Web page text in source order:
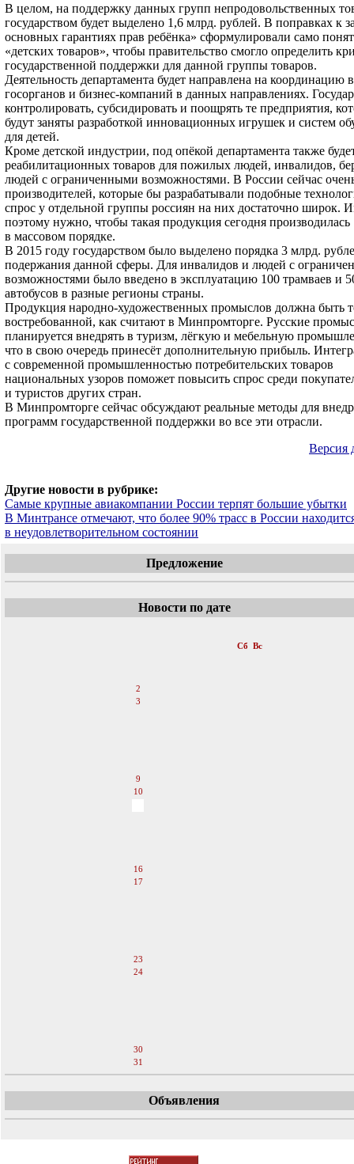
В целом, на поддержку данных групп непродовольственных
государством будет выделено 1,6 млрд. рублей. В поправках к
основных гарантиях прав ребёнка» сформулировали само
«детских товаров», чтобы правительство смогло определить
государственной поддержки для данной группы товаров.
Деятельность департамента будет направлена на координацию
госорганов и бизнес-компаний в данных направлениях.
контролировать, субсидировать и поощрять те предприятия,
будут заняты разработкой инновационных игрушек и систем
для детей.
Кроме детской индустрии, под опёкой департамента также
реабилитационных товаров для пожилых людей, инвалидов,
людей с ограниченными возможностями. В России сейчас
производителей, которые бы разрабатывали подобные
спрос у отдельной группы россиян на них достаточно широк.
поэтому нужно, чтобы такая продукция сегодня производилась
в массовом порядке.
В 2015 году государством было выделено порядка 3 млрд.
подержания данной сферы. Для инвалидов и людей с
возможностями было введено в эксплуатацию 100 трамваев и
автобусов в разные регионы страны.
Продукция народно-художественных промыслов должна быть
востребованной, как считают в Минпромторге. Русские
планируется внедрять в туризм, лёгкую и мебельную
что в свою очередь принесёт дополнительную прибыль.
с современной промышленностью потребительских товаров
национальных узоров поможет повысить спрос среди
и туристов других стран.
В Минпромторге сейчас обсуждают реальные методы для
программ государственной поддержки во все эти отрасли.
Версия
Другие новости в рубрике:
Самые крупные авиакомпании России терпят большие убытки
В Минтрансе отмечают, что более 90% трасс в России
в неудовлетворительном состоянии
Предложение
Новости по дате
Сб Вс
2
3
9
10
16
17
23
24
30
31
Объявления